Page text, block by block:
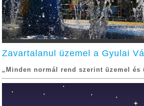
Zavartalanul üzemel a Gyulai
„Minden normál rend szerint üzemel és